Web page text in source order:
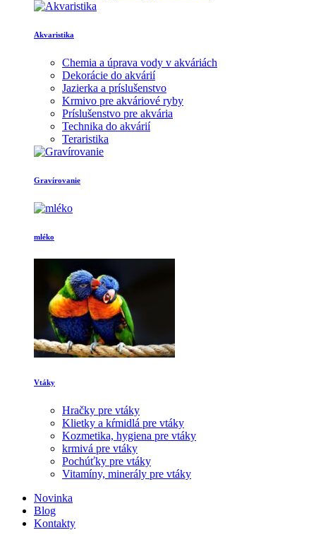
Akvaristika
Chemia a úprava vody v akváriách
Dekorácie do akvárií
Jazierka a príslušenstvo
Krmivo pre akváriové ryby
Príslušenstvo pre akvária
Technika do akvárií
Teraristika
Gravírovanie
mléko
Vtáky
Hračky pre vtáky
Klietky a kŕmidlá pre vtáky
Kozmetika, hygiena pre vtáky
krmivá pre vtáky
Pochúťky pre vtáky
Vitamíny, minerály pre vtáky
Novinka
Blog
Kontakty